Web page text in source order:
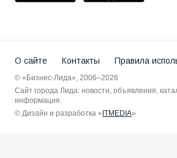
О сайте Контакты Правила
© «Бизнес-Лида», 2006–2026
Сайт города Лида: новости, объявления,
информация.
© Дизайн и разработка « ITMEDIA»